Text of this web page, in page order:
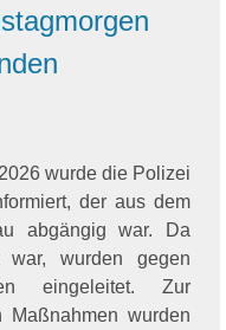
wurde die Polizei
der aus dem
abgängig war. Da
war, wurden gegen
eingeleitet. Zur
Maßnahmen wurden